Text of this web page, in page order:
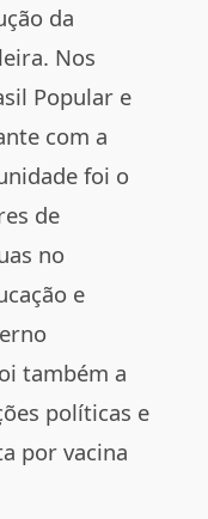
da
Nos
Popular e
com a
foi o
de
no
e
também a
políticas e
por vacina